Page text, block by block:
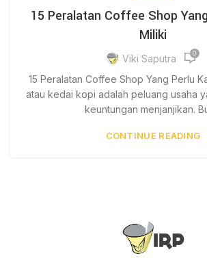
15 Peralatan Coffee Shop
Miliki
Viki Saputra 0
15 Peralatan Coffee Shop Yang Perlu
atau kedai kopi adalah peluang usaha
keuntungan menjanjikan.
CONTINUE READING